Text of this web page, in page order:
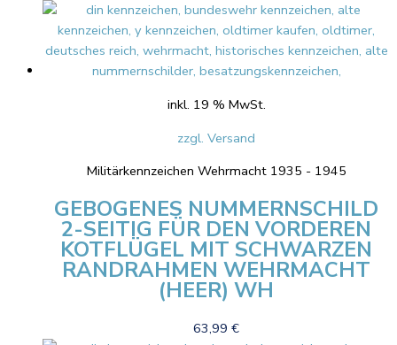
inkl. 19 % MwSt.
zzgl. Versand
Militärkennzeichen Wehrmacht 1935 - 1945
GEBOGENES NUMMERNSCHILD
2-SEITIG FÜR DEN VORDEREN
KOTFLÜGEL MIT SCHWARZEN
RANDRAHMEN WEHRMACHT
(HEER) WH
63,99 €